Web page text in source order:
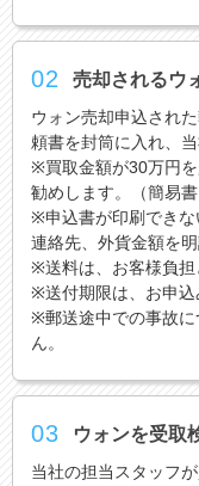
02 売却されるウ
ウォン売却申込され
頼書を封筒に入れ、
※買取金額が30万円
勧めします。（簡易
※申込書が印刷できな
連絡先、外貨金額を
※送料は、お客様負担
※送付期限は、お申込
※郵送途中での事故に
ん。
03 ウォンを受取
当社の担当スタッフ